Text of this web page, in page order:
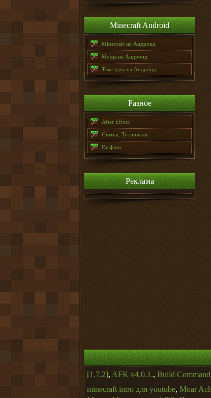
Minecraft Android
Minecraft на Андроид
Моды на Андроид
Текстуры на Андроид
Разное
After Effect
Статьи, Туториали
Графика
Реклама
[1.7.2], AFK v4.0.1., Build
minecraft intro для youtube, Moar